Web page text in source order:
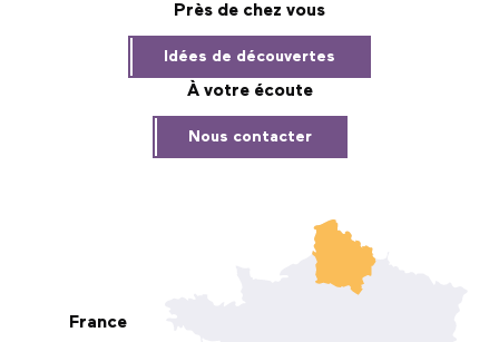
Près de chez vous
Idées de découvertes
À votre écoute
Nous contacter
France